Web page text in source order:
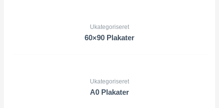
Ukategoriseret
60×90 Plakater
Ukategoriseret
A0 Plakater